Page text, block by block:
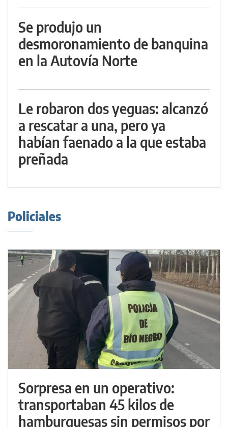
Se produjo un
desmoronamiento de banquina
en la Autovía Norte
Le robaron dos yeguas: alcanzó
a rescatar a una, pero ya
habían faenado a la que estaba
preñada
Policiales
Sorpresa en un operativo:
transportaban 45 kilos de
hamburguesas sin permisos por